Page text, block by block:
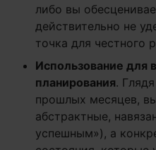
либо вы
действительно не
точка для честного
Использование для
планирования.
прошлых месяцев,
абстрактные,
успешным»), а